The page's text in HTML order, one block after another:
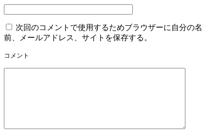
次回のコメントで使用するためブラウザーに自分の名
前、メールアドレス、サイトを保存する。
コメント